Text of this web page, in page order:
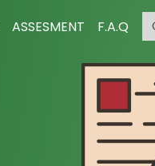
ASSESMENT F.A.Q